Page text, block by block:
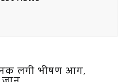
लगी भीषण आग,